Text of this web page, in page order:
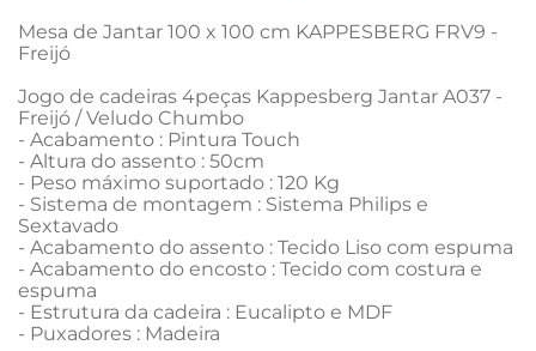
Mesa de Jantar 100 x 100 cm KAPPESBERG FRV9 -
Freijó
Jogo de cadeiras 4peças Kappesberg Jantar A037 -
Freijó / Veludo Chumbo
- Acabamento : Pintura Touch
- Altura do assento : 50cm
- Peso máximo suportado : 120 Kg
- Sistema de montagem : Sistema Philips e
Sextavado
- Acabamento do assento : Tecido Liso com espuma
- Acabamento do encosto : Tecido com costura e
espuma
- Estrutura da cadeira : Eucalipto e MDF
- Puxadores : Madeira